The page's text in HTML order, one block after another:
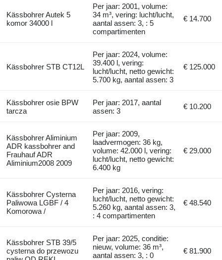
Kässbohrer Autek 5
komor 34000 l
Per jaar: 2001, volume:
34 m³, vering: lucht/lucht,
aantal assen: 3, : 5
compartimenten
€ 14.700
Kässbohrer STB CT12L
Per jaar: 2024, volume:
39.400 l, vering:
lucht/lucht, netto gewicht:
5.700 kg, aantal assen: 3
€ 125.000
Kässbohrer osie BPW
tarcza
Per jaar: 2017, aantal
assen: 3
€ 10.200
Kässbohrer Aliminium
ADR kassbohrer and
Frauhauf ADR
Aliminium2008 2009
Per jaar: 2009,
laadvermogen: 36 kg,
volume: 42.000 l, vering:
lucht/lucht, netto gewicht:
6.400 kg
€ 29.000
Kässbohrer Cysterna
Paliwowa LGBF / 4
Komorowa /
Per jaar: 2016, vering:
lucht/lucht, netto gewicht:
5.260 kg, aantal assen: 3,
: 4 compartimenten
€ 48.540
Kässbohrer STB 39/5
cysterna do przewozu
Per jaar: 2025, conditie:
nieuw, volume: 36 m³,
aantal assen: 3, : 0
€ 81.900